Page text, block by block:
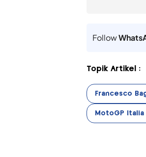
Follow
Topik Artikel :
Francesco
MotoGP Italia